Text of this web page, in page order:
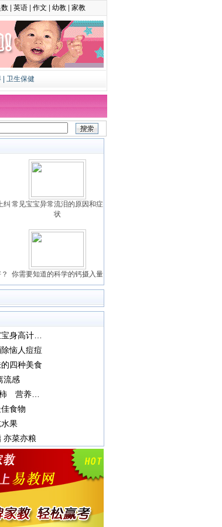
英语 作文 幼教 家教
卫生保健
纠 常见宝宝异常流泪的原因和症
状
你需要知道的科学的钙摄入量
恼人痘痘
四种美食
流感
食物
果
亦菜亦粮